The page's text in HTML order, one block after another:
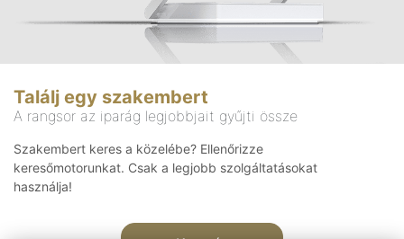
Találj egy szakembert
A rangsor az iparág legjobbjait gyűjti össze
Szakembert keres a közelébe? Ellenőrizze
keresőmotorunkat. Csak a legjobb szolgáltatásokat
használja!